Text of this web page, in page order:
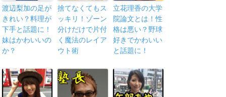
渡辺梨加の足が
きれい？料理が
下手と話題に！
妹はかわいいの
か？
捨てなくてもス
ッキリ！ゾーン
分けだけで片付
く魔法のレイア
ウト術
立花理香の大学
院論文とは！性
格は悪い？野球
好きでかわいい
と話題に！